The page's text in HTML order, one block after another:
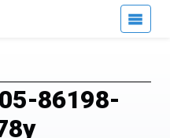
86198-